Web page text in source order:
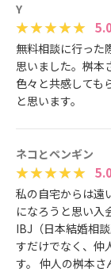
Y
無料相談に行った
思いました。桝本
色々と共感しても
と思います。
ネコとペンギン
私の自宅からは遠
になろうと思い入
IBJ（日本結婚相
すだけでなく、仲
す。 仲人の桝本